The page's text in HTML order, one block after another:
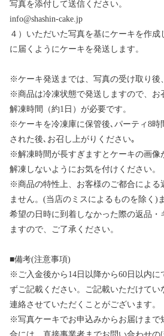
写真を添付して送信ください。
info@shashin-cake.jp
４）いただいた写真を基にケーキを作成
に届くようにケーキを発送します。
※ケーキ発送までは、写真の受け取り後
※商品は冷凍状態で発送しますので、お
解凍時間（約1日）が必要です。
※ケーキを冷凍庫に保管後､パーティ8時
された後､お召し上がりください｡
※解凍時間が長すぎますとケーキの画像
解凍しないようにお気を付けください。
※商品の特性上、お客様のご都合による
ません。(当店のミスによるものを除く)
希望の日時に到着しなかった際の返品・
ますので、ご了承ください。
■備考(注意事項)
※ご入金後から14日以降から60日以内に
ずご記載ください。ご記載いただけてい
連絡させていただくことがございます。
※写真ケーキでお申込みからお届けまで